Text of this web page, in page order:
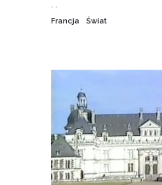
. .
Francja Świat